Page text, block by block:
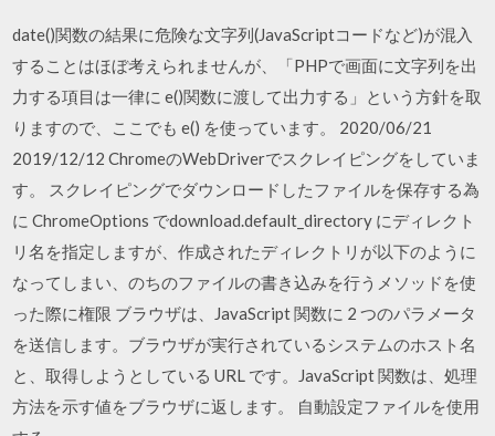
date()関数の結果に危険な文字列(JavaScriptコードなど)が混入
することはほぼ考えられませんが、「PHPで画面に文字列を出
力する項目は一律に e()関数に渡して出力する」という方針を取
りますので、ここでも e() を使っています。 2020/06/21
2019/12/12 ChromeのWebDriverでスクレイピングをしていま
す。 スクレイピングでダウンロードしたファイルを保存する為
に ChromeOptions でdownload.default_directory にディレクト
リ名を指定しますが、作成されたディレクトリが以下のように
なってしまい、のちのファイルの書き込みを行うメソッドを使
った際に権限 ブラウザは、JavaScript 関数に 2 つのパラメータ
を送信します。ブラウザが実行されているシステムのホスト名
と、取得しようとしている URL です。JavaScript 関数は、処理
方法を示す値をブラウザに返します。 自動設定ファイルを使用